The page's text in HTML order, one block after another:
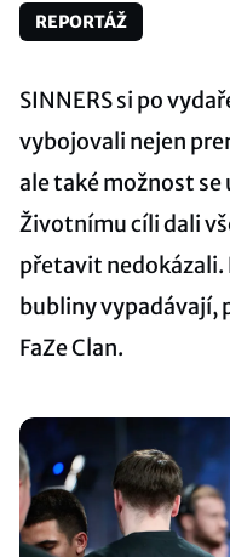
REPORTÁŽ
SINNERS si po
vybojovali nejen
ale také možnost se
Životnímu cíli dali
přetavit nedokázali.
bubliny vypadávají,
FaZe Clan.